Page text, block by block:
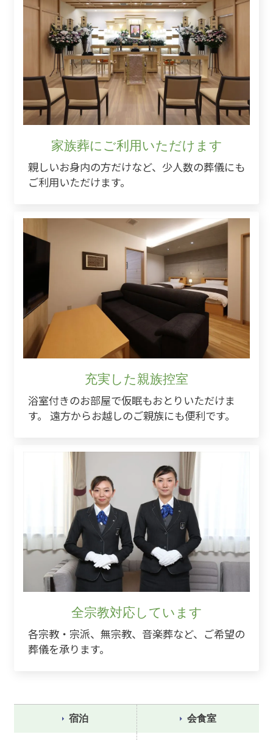
家族葬にご利用いただけます
親しいお身内の方だけなど、少人数の葬儀にも
ご利用いただけます。
充実した親族控室
浴室付きのお部屋で仮眠もおとりいただけま
す。 遠方からお越しのご親族にも便利です。
全宗教対応しています
各宗教・宗派、無宗教、音楽葬など、ご希望の
葬儀を承ります。
宿泊 会食室